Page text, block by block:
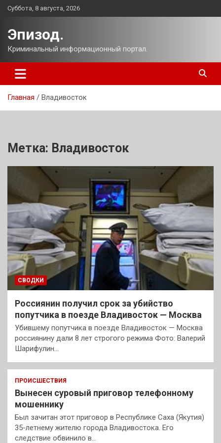
Перейти
Суббота, 8 августа, 2026
Эпизод.
Криминальный информационный портал.
Главная Владивосток
Метка: Владивосток
СВОДКИ
Россиянин получил срок за убийство
попутчика в поезде Владивосток — Москва
Убившему попутчика в поезде Владивосток — Москва
россиянину дали 8 лет строгого режима Фото: Валерий
Шарифулин…
ПРОИСШЕСТВИЯ
Вынесен суровый приговор телефонному
мошеннику
Был зачитан этот приговор в Республике Саха (Якутия)
35-летнему жителю города Владивостока. Его
следствие обвинило в…